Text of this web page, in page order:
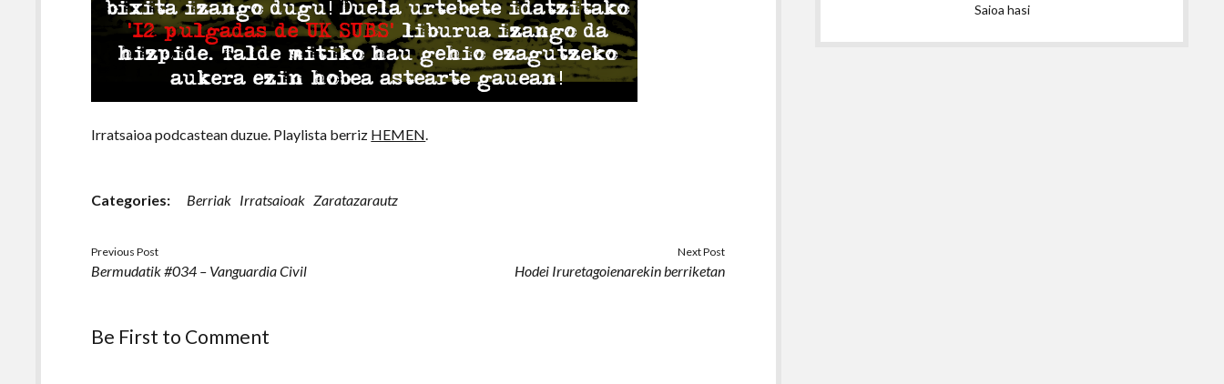
Irratsaioa podcastean duzue. Playlista berriz HEMEN.
Categories: Berriak Irratsaioak Zaratazarautz
Previous Post
Bermudatik #034 – Vanguardia Civil
Next Post
Hodei Iruretagoienarekin berriketan
Be First to Comment
Saioa hasi